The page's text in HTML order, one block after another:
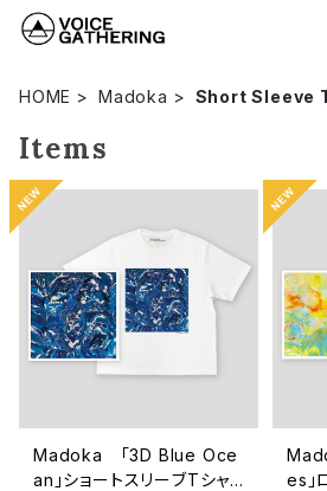
HOME Madoka Short Sleeve
Items
Madoka 「3D Blue Oce
an」ショートスリーブTシャ
es」